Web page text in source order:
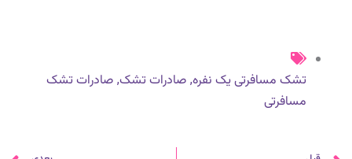
تشک مسافرتی یک نفره, صادرات تشک, صادرات تشک
مسافرتی